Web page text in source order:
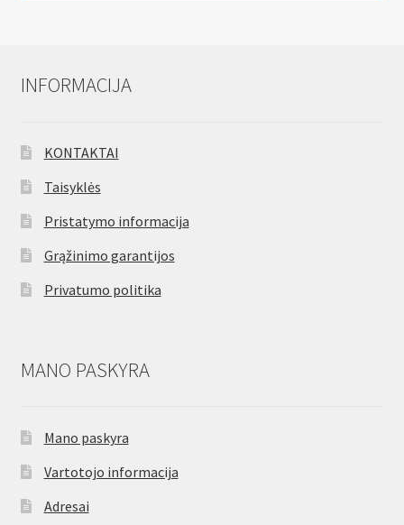
INFORMACIJA
KONTAKTAI
Taisyklės
Pristatymo informacija
Grąžinimo garantijos
Privatumo politika
MANO PASKYRA
Mano paskyra
Vartotojo informacija
Adresai